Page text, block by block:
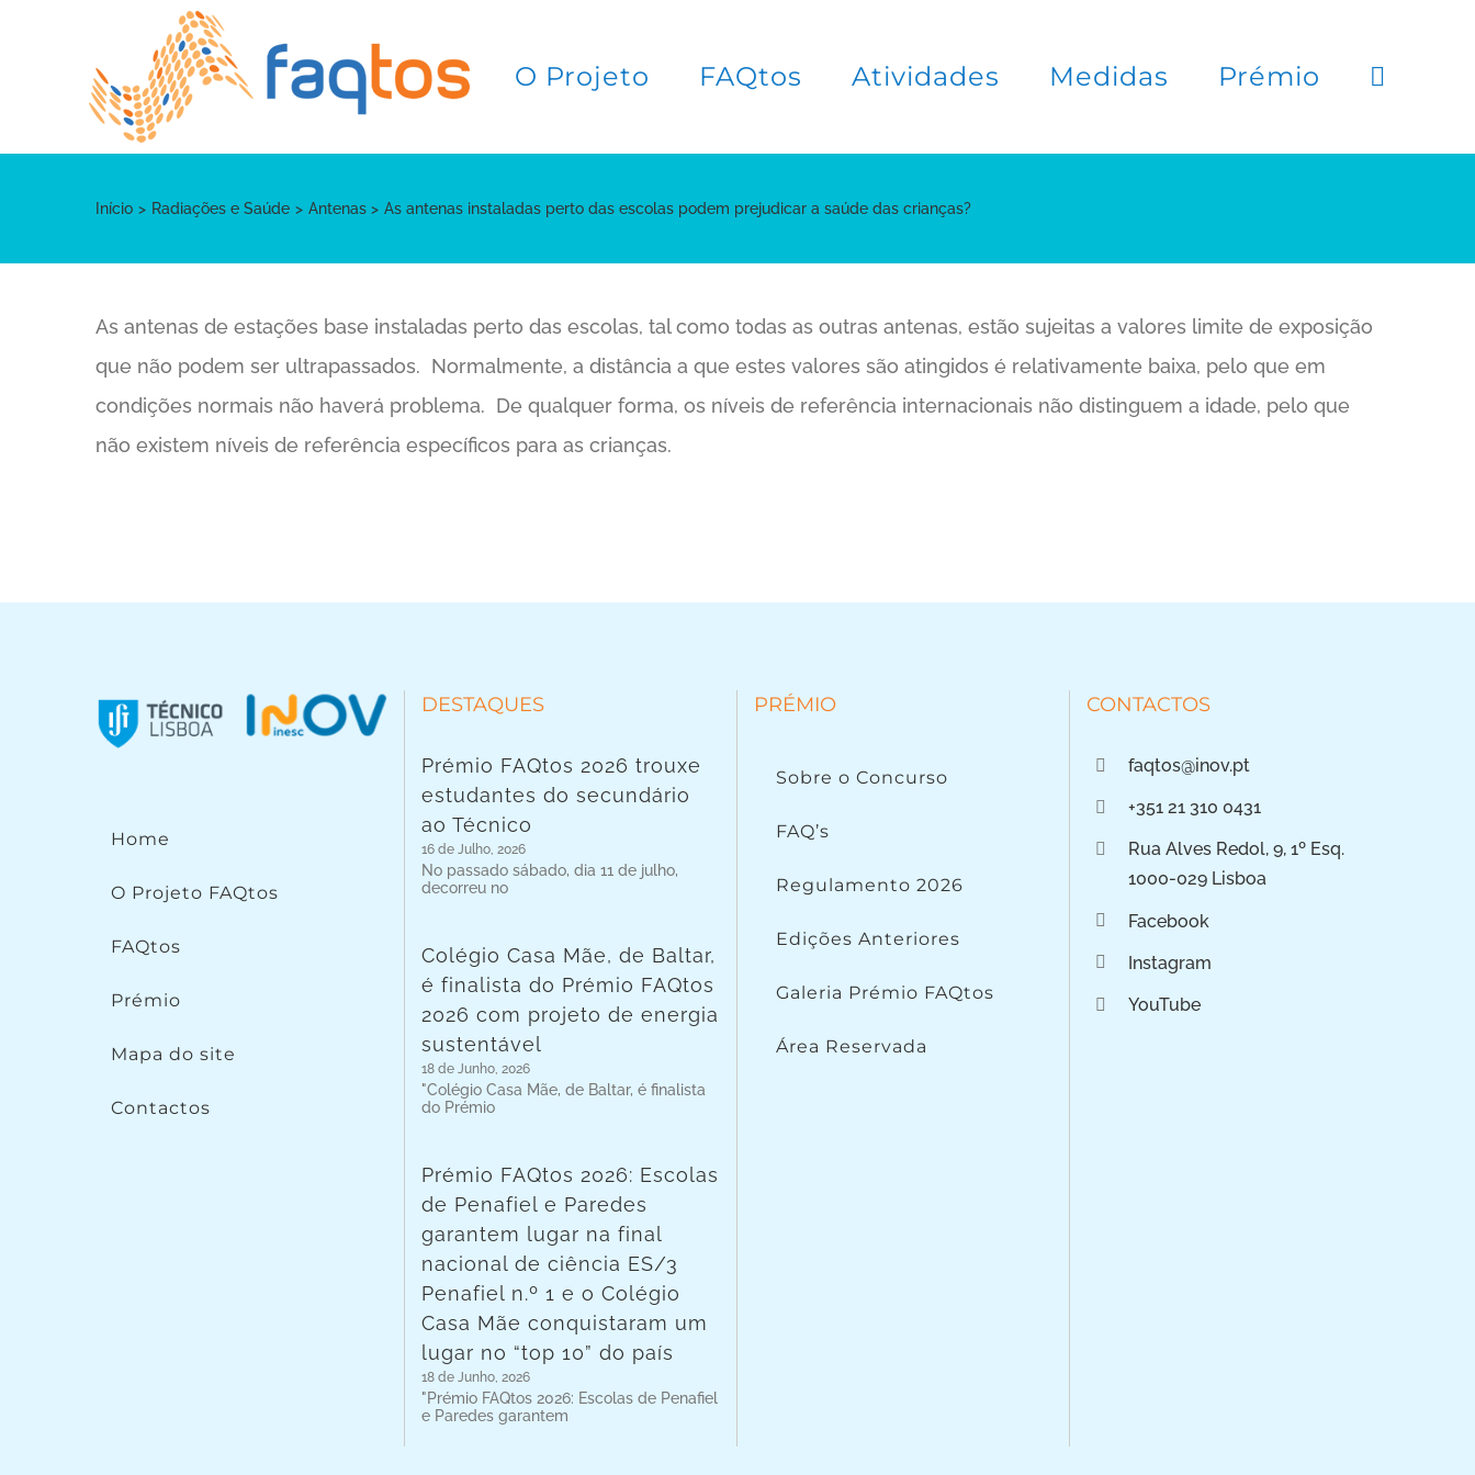
O Projeto FAQtos Atividades Medidas Prémio
Início Radiações e Saúde Antenas As antenas instaladas perto das escolas podem prejudicar a saúde das crianças?
As antenas de estações base instaladas perto das escolas, tal como todas as outras antenas, estão sujeitas a valores limite de exposição
que não podem ser ultrapassados. Normalmente, a distância a que estes valores são atingidos é relativamente baixa, pelo que em
condições normais não haverá problema. De qualquer forma, os níveis de referência internacionais não distinguem a idade, pelo que
não existem níveis de referência específicos para as crianças.
Home
O Projeto FAQtos
FAQtos
Prémio
Mapa do site
Contactos
DESTAQUES
Prémio FAQtos 2026 trouxe
estudantes do secundário
ao Técnico
16 de Julho, 2026
No passado sábado, dia 11 de julho,
decorreu no
Colégio Casa Mãe, de Baltar,
é finalista do Prémio FAQtos
2026 com projeto de energia
sustentável
18 de Junho, 2026
"Colégio Casa Mãe, de Baltar, é finalista
do Prémio
Prémio FAQtos 2026: Escolas
de Penafiel e Paredes
garantem lugar na final
nacional de ciência ES/3
Penafiel n.º 1 e o Colégio
Casa Mãe conquistaram um
lugar no “top 10” do país
18 de Junho, 2026
"Prémio FAQtos 2026: Escolas de Penafiel
e Paredes garantem
PRÉMIO
Sobre o Concurso
FAQ’s
Regulamento 2026
Edições Anteriores
Galeria Prémio FAQtos
Área Reservada
CONTACTOS
faqtos@inov.pt
+351 21 310 0431
Rua Alves Redol, 9, 1º Esq.
1000-029 Lisboa
Facebook
Instagram
YouTube